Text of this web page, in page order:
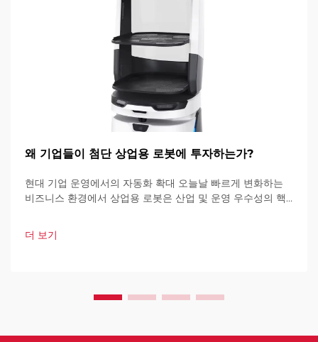
왜 기업들이 첨단 상업용 로봇에 투자하는가?
현대 기업 운영에서의 자동화 확대 오늘날 빠르게 변화하는
비즈니스 환경에서 상업용 로봇은 산업 및 운영 우수성의 핵
업이 운영 방식을 혁신하고 있습니다.
더 보기